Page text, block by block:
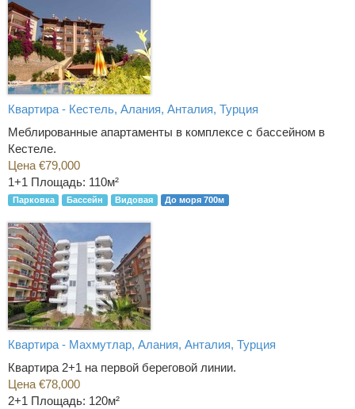
Квартира - Кестель, Алания, Анталия, Турция
Меблированные апартаменты в комплексе с бассейном в
Кестеле.
Цена €79,000
1+1 Площадь: 110м²
Парковка Бассейн Видовая До моря 700м
Квартира - Махмутлар, Алания, Анталия, Турция
Квартира 2+1 на первой береговой линии.
Цена €78,000
2+1 Площадь: 120м²